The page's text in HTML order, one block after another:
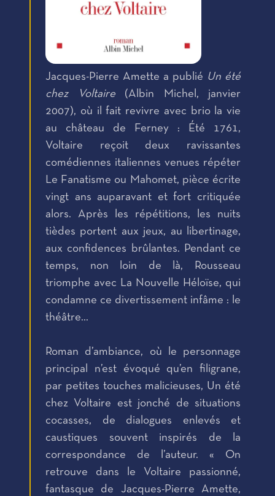
Jacques-Pierre Amette a publié Un été
chez Voltaire (Albin Michel, janvier
2007), où il fait revivre avec brio la vie
au château de Ferney : Été 1761,
Voltaire reçoit deux ravissantes
comédiennes italiennes venues répéter
Le Fanatisme ou Mahomet, pièce écrite
vingt ans auparavant et fort critiquée
alors. Après les répétitions, les nuits
tièdes portent aux jeux, au libertinage,
aux confidences brûlantes. Pendant ce
temps, non loin de là, Rousseau
triomphe avec La Nouvelle Héloïse, qui
condamne ce divertissement infâme : le
théâtre...
Roman d’ambiance, où le personnage
principal n’est évoqué qu’en filigrane,
par petites touches malicieuses, Un été
chez Voltaire est jonché de situations
cocasses, de dialogues enlevés et
caustiques souvent inspirés de la
correspondance de l’auteur. « On
retrouve dans le Voltaire passionné,
fantasque de Jacques-Pierre Amette,